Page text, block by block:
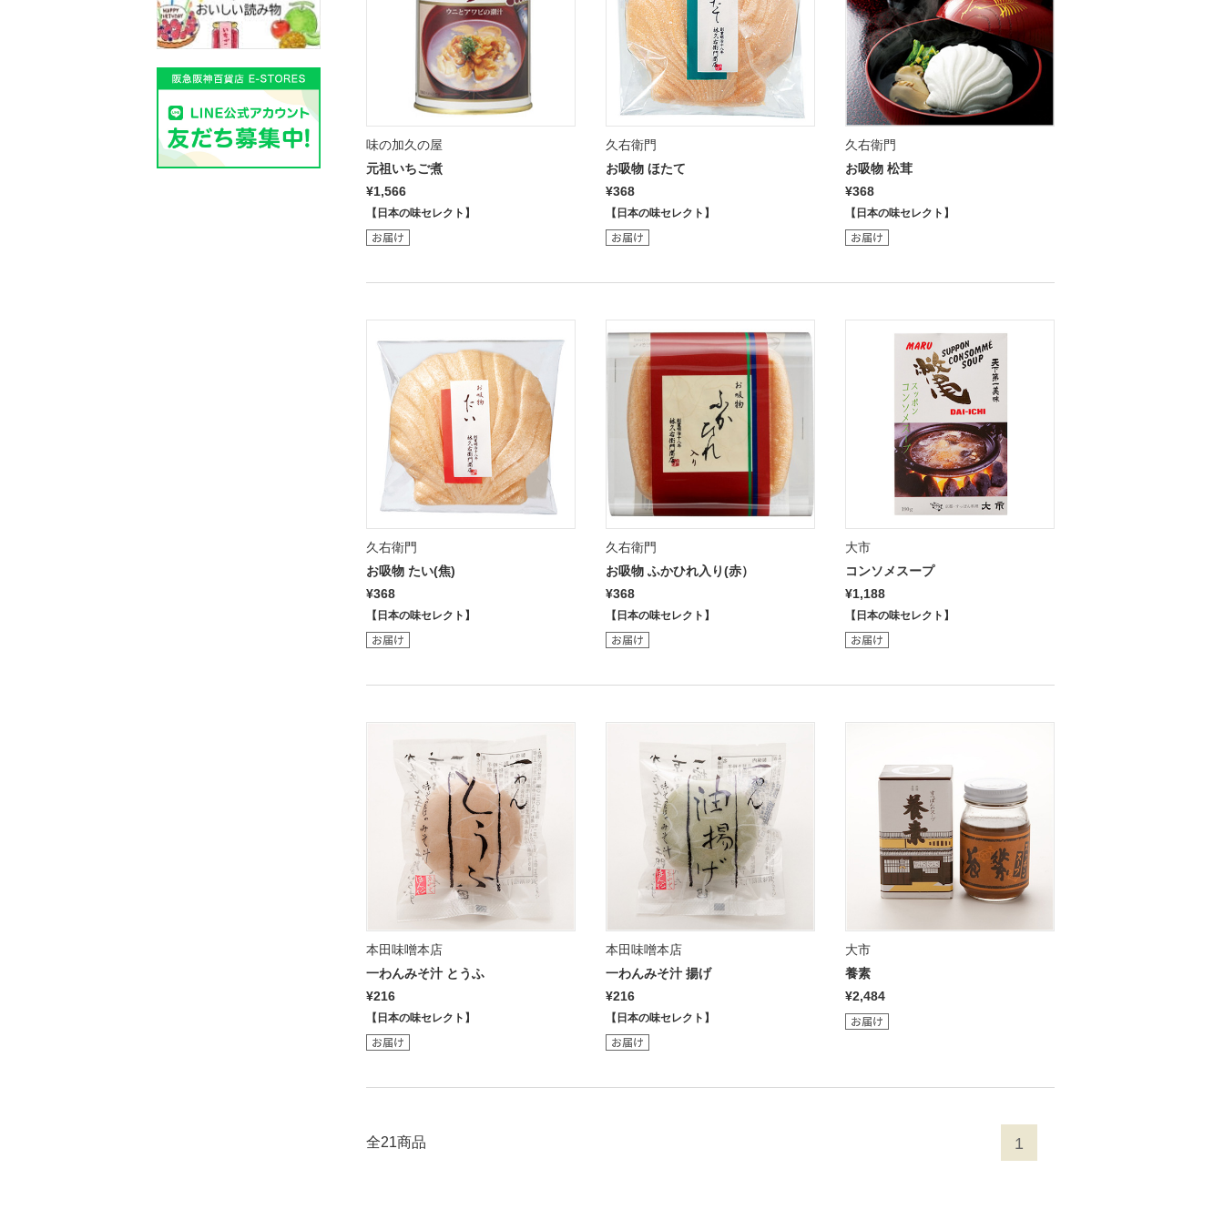
味の加久の屋
元祖いちご煮
¥1,566
【日本の味セレクト】
久右衛門
お吸物 ほたて
¥368
【日本の味セレクト】
久右衛門
お吸物 松茸
¥368
【日本の味セレクト】
久右衛門
お吸物 たい(焦)
¥368
【日本の味セレクト】
久右衛門
お吸物 ふかひれ入り(赤）
¥368
【日本の味セレクト】
大市
コンソメスープ
¥1,188
【日本の味セレクト】
本田味噌本店
一わんみそ汁 とうふ
¥216
【日本の味セレクト】
本田味噌本店
一わんみそ汁 揚げ
¥216
【日本の味セレクト】
大市
養素
¥2,484
全21商品 1